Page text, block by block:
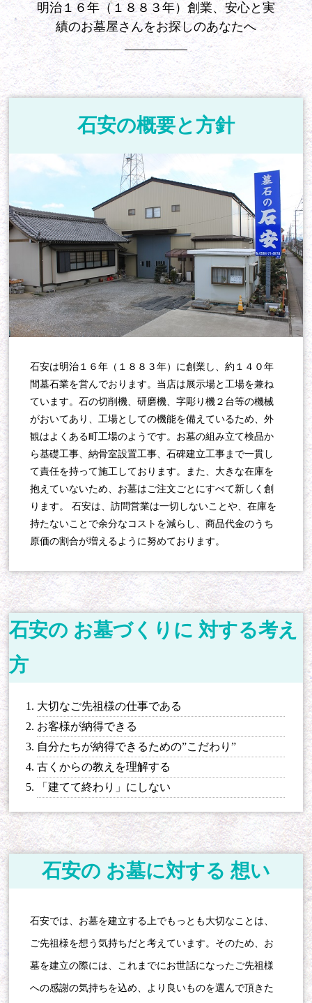
明治１６年（１８８３年）創業、安心と実
績のお墓屋さんをお探しのあなたへ
石安の概要と方針
石安は明治１６年（１８８３年）に創業し、約１４０年
間墓石業を営んでおります。当店は展示場と工場を兼ね
ています。石の切削機、研磨機、字彫り機２台等の機械
がおいてあり、工場としての機能を備えているため、外
観はよくある町工場のようです。お墓の組み立て検品か
ら基礎工事、納骨室設置工事、石碑建立工事まで一貫し
て責任を持って施工しております。また、大きな在庫を
抱えていないため、お墓はご注文ごとにすべて新しく創
ります。 石安は、訪問営業は一切しないことや、在庫を
持たないことで余分なコストを減らし、商品代金のうち
原価の割合が増えるように努めております。
石安の お墓づくりに 対する考え
方
大切なご先祖様の仕事である
お客様が納得できる
自分たちが納得できるための”こだわり”
古くからの教えを理解する
「建てて終わり」にしない
石安の お墓に対する 想い
石安では、お墓を建立する上でもっとも大切なことは、
ご先祖様を想う気持ちだと考えています。そのため、お
墓を建立の際には、これまでにお世話になったご先祖様
への感謝の気持ちを込め、より良いものを選んで頂きた